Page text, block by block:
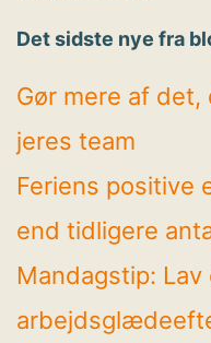
Det sidste nye fra
Gør mere af
jeres team
Feriens positive
end tidligere
Mandagstip: Lav